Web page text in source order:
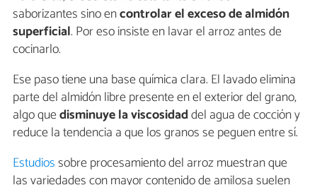
saborizantes sino encontrolar el exceso de almidón
superficial. Por eso insiste en lavar el arroz antes de
cocinarlo.
Ese paso tiene una base química clara. El lavado elimina
parte del almidón libre presente en el exterior del grano,
algo quedisminuye la viscosidaddel agua de cocción y
reduce la tendencia a que los granos se peguen entre sí.
Estudiossobre procesamiento del arroz muestran que